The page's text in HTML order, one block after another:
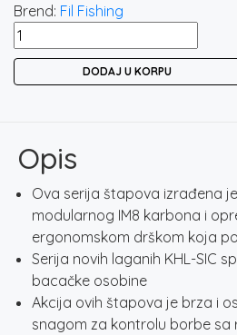
Brend: Fil Fishing
FIL
FISHING
50-
100G
količina
DODAJ U KORPU
Opis
Ova serija štapova izrađena
modularnog IM8 karbona i
ergonomskom drškom koja
Serija novih laganih KHL-SIC
bacačke osobine
Akcija ovih štapova je brza i
snagom za kontrolu borbe sa